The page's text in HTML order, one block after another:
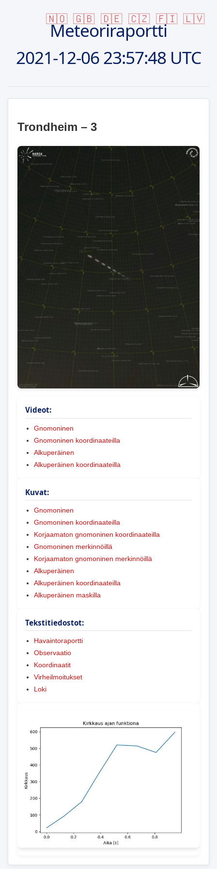
🇳🇴 🇬🇧 🇩🇪 🇨🇿 🇫🇮 🇱🇻
Meteoriraportti
2021-12-0623:57:48 UTC
Trondheim – 3
Videot:
Gnomoninen
Gnomoninen koordinaateilla
Alkuperäinen
Alkuperäinen koordinaateilla
Kuvat:
Gnomoninen
Gnomoninen koordinaateilla
Korjaamaton gnomoninen koordinaateilla
Gnomoninen merkinnöillä
Korjaamaton gnomoninen merkinnöillä
Alkuperäinen
Alkuperäinen koordinaateilla
Alkuperäinen maskilla
Tekstitiedostot:
Havaintoraportti
Observaatio
Koordinaatit
Virheilmoitukset
Loki